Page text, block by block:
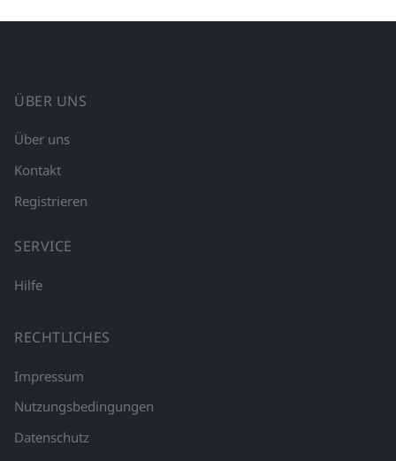
ÜBER UNS
Über uns
Kontakt
Registrieren
SERVICE
Hilfe
RECHTLICHES
Impressum
Nutzungsbedingungen
Datenschutz